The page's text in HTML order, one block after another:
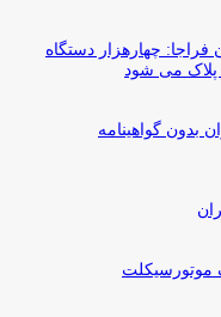
چهارهزار دستگاه
پلاک می شود
بدون گواهینامه
موتورسیکلت